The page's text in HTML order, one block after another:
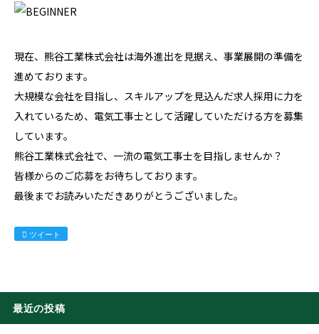
現在、熊谷工業株式会社は海外進出を見据え、事業展開の準備を
進めております。
大規模な会社を目指し、スキルアップを見込んだ求人採用に力を
入れているため、電気工事士として活躍していただける方を募集
しています。
熊谷工業株式会社で、一流の電気工事士を目指しませんか？
皆様からのご応募をお待ちしております。
最後までお読みいただきありがとうございました。
ツイート
最近の投稿